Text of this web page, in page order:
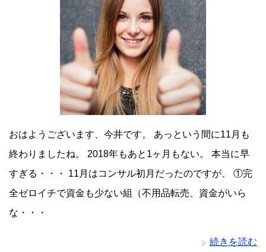
おはようございます、今井です。 あっという間に11月も
終わりましたね。 2018年もあと1ヶ月もない。 本当に早
すぎる・・・ 11月はコンサル初月だったのですが、 ①完
全ゼロイチで資金も少ない組（不用品転売、資金がいら
な・・・
続きを読む